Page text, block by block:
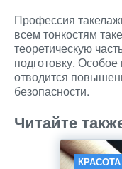
Профессия
всем тонкостям
теоретическую
подготовку.
отводится
безопасности.
Читайте